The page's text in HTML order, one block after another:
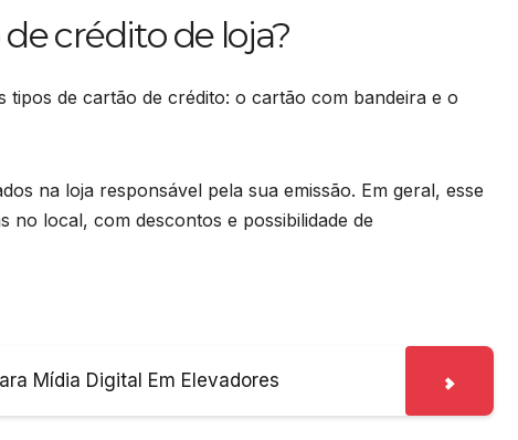
crédito de loja?
tipos de cartão de crédito: o cartão com bandeira e o
na loja responsável pela sua emissão. Em geral, esse
local, com descontos e possibilidade de
Mídia Digital Em Elevadores